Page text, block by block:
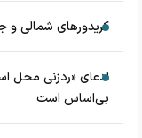
کریدورهای شمالی
ادعای «ردزنی محل
بی‌اساس است